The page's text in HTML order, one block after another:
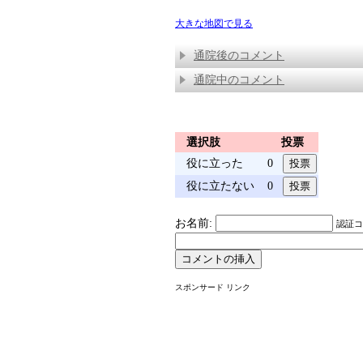
大きな地図で見る
通院後のコメント
通院中のコメント
選択肢
投票
役に立った
0
役に立たない
0
お名前: 認証
スポンサード リンク